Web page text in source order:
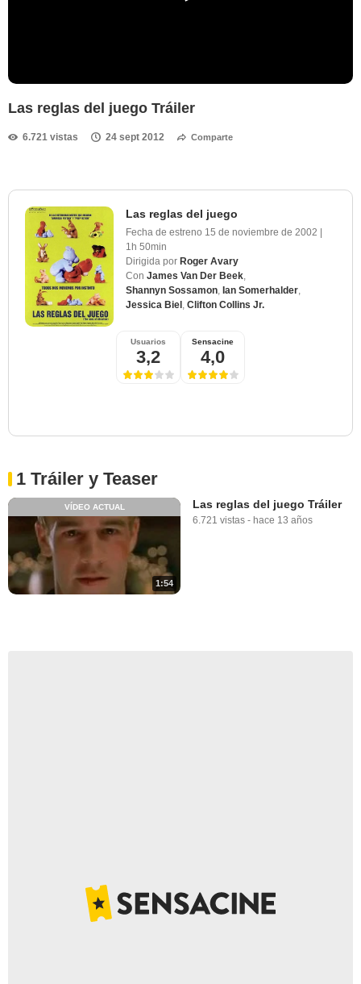
Las reglas del juego Tráiler
6.721 vistas 24 sept 2012 Comparte
Las reglas del juego
Fecha de estreno 15 de noviembre de 2002 |
1h 50min
Dirigida por Roger Avary
Con James Van Der Beek
Shannyn Sossamon Ian Somerhalder
Jessica Biel Clifton Collins Jr.
Usuarios
3,2
Sensacine
4,0
1 Tráiler y Teaser
1:54
VÍDEO ACTUAL Las reglas del juego Tráiler
6.721 vistas - hace 13 años